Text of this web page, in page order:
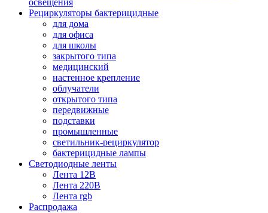
освещения
Рециркуляторы бактерицидные
для дома
для офиса
для школы
закрытого типа
медицинский
настенное крепление
облучатели
открытого типа
передвижные
подставки
промышленные
светильник-рециркулятор
бактерицидные лампы
Светодиодные ленты
Лента 12В
Лента 220В
Лента rgb
Распродажа